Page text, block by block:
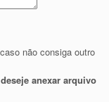
não consiga outro
anexar arquivo